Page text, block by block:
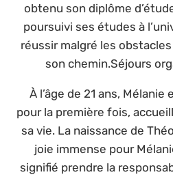
obtenu son diplôme
poursuivi ses études à
réussir malgré les
son chemin.Séjours
À l’âge de 21 ans,
pour la première fois,
sa vie. La naissance de
joie immense pour
signifié prendre la